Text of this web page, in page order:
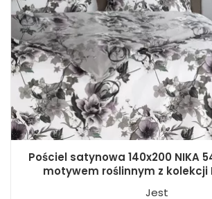
Pościel satynowa 140x200 NIKA
motywem roślinnym z kolekcji
Jest